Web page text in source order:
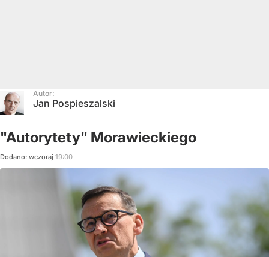
Autor:
Jan Pospieszalski
"Autorytety" Morawieckiego
Dodano: wczoraj 19:00